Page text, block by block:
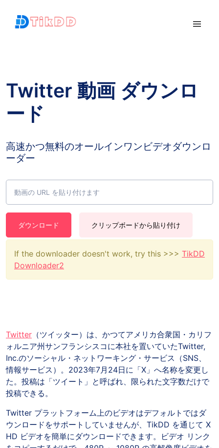
Twitter 動画 ダウンロ
ード
高速かつ無料のオールインワンビデオダウンロ
ーダー
ダウンロード クリップボードから貼り付け
If the downloader doesn't work, try this >>> TikDD
Downloader2
Twitter （ツイッター）は、かつてアメリカ合衆国・カリフ
ォルニア州サンフランシスコに本社を置いていたTwitter,
Inc.のソーシャル・ネットワーキング・サービス（SNS、
情報サービス）。2023年7月24日に「X」へ名称を変更し
た。投稿は「ツイート」と呼ばれ、限られた文字数だけで
投稿できる。
Twitter プラットフォーム上のビデオはデフォルトではダ
ウンロードをサポートしていませんが、TikDD を通じて X
HD ビデオを簡単にダウンロードできます。ビデオ リンク